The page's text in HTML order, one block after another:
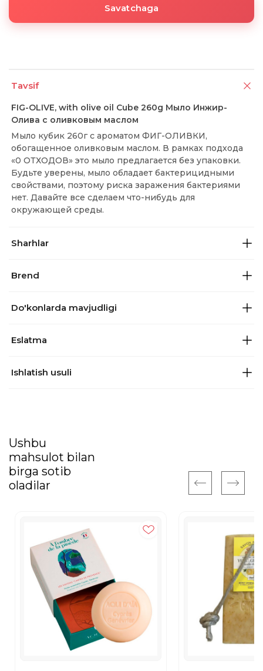
Savatchaga
Tavsif
FIG-OLIVE, with olive oil Cube 260g Мыло Инжир-
Олива с оливковым маслом
Мыло кубик 260г с ароматом ФИГ-ОЛИВКИ,
обогащенное оливковым маслом. В рамках подхода
«0 ОТХОДОВ» это мыло предлагается без упаковки.
Будьте уверены, мыло обладает бактерицидными
свойствами, поэтому риска заражения бактериями
нет. Давайте все сделаем что-нибудь для
окружающей среды.
Sharhlar
Brend
Do'konlarda mavjudligi
Eslatma
Ishlatish usuli
Ushbu
mahsulot bilan
birga sotib
oladilar